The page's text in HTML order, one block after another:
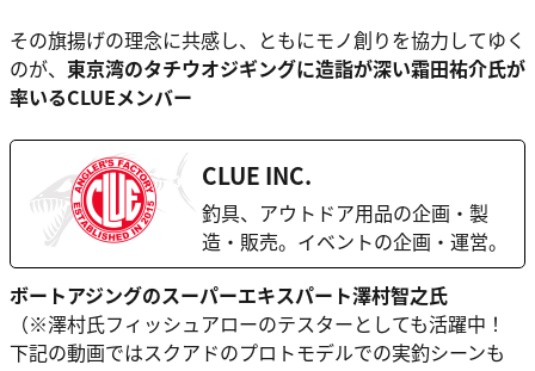
その旗揚げの理念に共感し、ともにモノ創りを協力してゆく
のが、 東京湾のタチウオジギングに造詣が深い霜田祐介氏が
率いるCLUEメンバー
CLUE INC.
釣具、アウトドア用品の企画・製
造・販売。イベントの企画・運営。
ボートアジングのスーパーエキスパート澤村智之氏
（※澤村氏フィッシュアローのテスターとしても活躍中！
下記の動画ではスクアドのプロトモデルでの実釣シーンも